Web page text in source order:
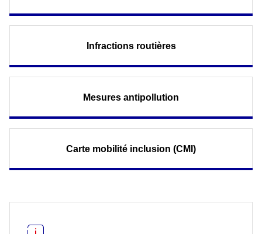
Infractions routières
Mesures antipollution
Carte mobilité inclusion (CMI)